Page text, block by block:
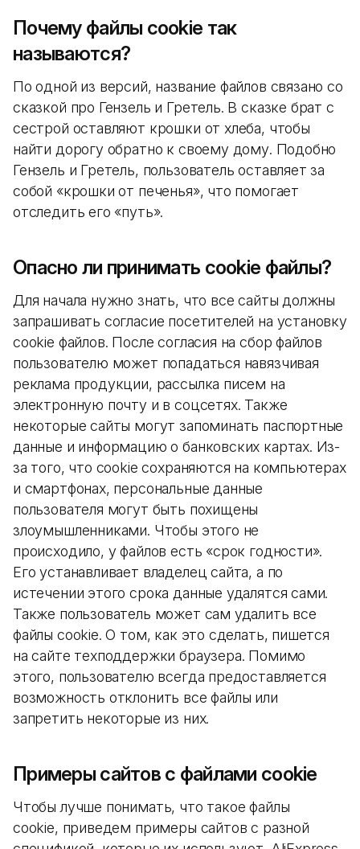
Почему файлы cookie так
называются?
По одной из версий, название файлов связано со
сказкой про Гензель и Гретель. В сказке брат с
сестрой оставляют крошки от хлеба, чтобы
найти дорогу обратно к своему дому. Подобно
Гензель и Гретель, пользователь оставляет за
собой «крошки от печенья», что помогает
отследить его «путь».
Опасно ли принимать cookie файлы?
Для начала нужно знать, что все сайты должны
запрашивать согласие посетителей на установку
cookie файлов. После согласия на сбор файлов
пользователю может попадаться навязчивая
реклама продукции, рассылка писем на
электронную почту и в соцсетях. Также
некоторые сайты могут запоминать паспортные
данные и информацию о банковских картах. Из-
за того, что cookie сохраняются на компьютерах
и смартфонах, персональные данные
пользователя могут быть похищены
злоумышленниками. Чтобы этого не
происходило, у файлов есть «срок годности».
Его устанавливает владелец сайта, а по
истечении этого срока данные удалятся сами.
Также пользователь может сам удалить все
файлы cookie. О том, как это сделать, пишется
на сайте техподдержки браузера. Помимо
этого, пользователю всегда предоставляется
возможность отклонить все файлы или
запретить некоторые из них.
Примеры сайтов с файлами cookie
Чтобы лучше понимать, что такое файлы
cookie, приведем примеры сайтов с разной